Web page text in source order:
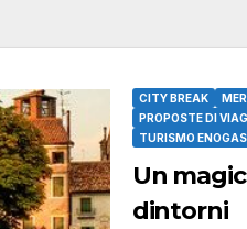
CITY BREAK
PROPOSTE DI
TURISMO
Un
dintorni